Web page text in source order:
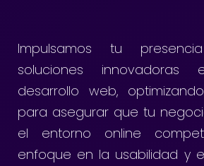
Impulsamos tu
soluciones
desarrollo web,
para asegurar que tu
el entorno online
enfoque en la usabilidad y